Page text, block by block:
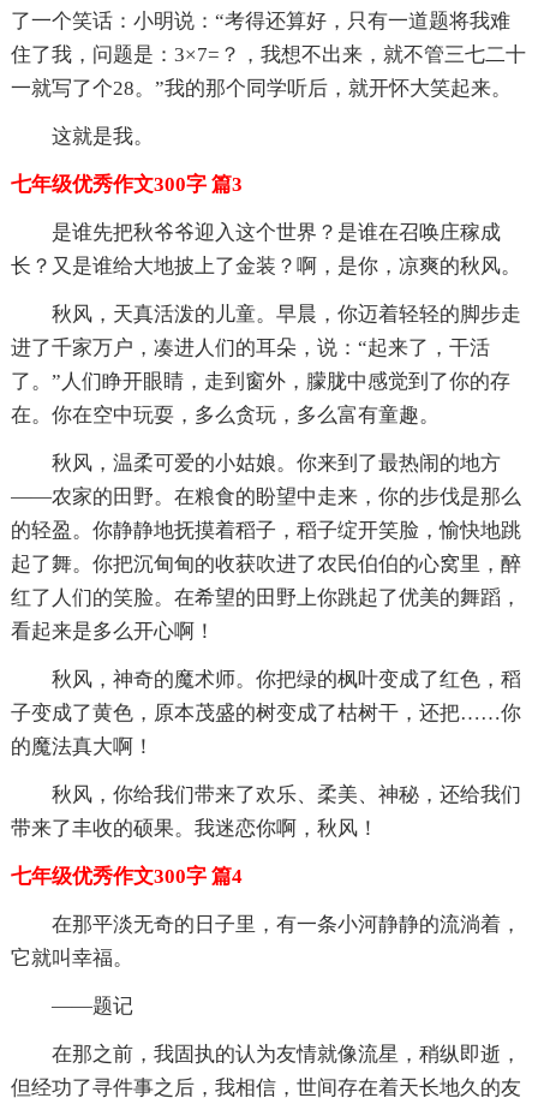
了一个笑话：小明说：“考得还算好，只有一道题将我难
住了我，问题是：3×7=？，我想不出来，就不管三七二十
一就写了个28。”我的那个同学听后，就开怀大笑起来。
这就是我。
七年级优秀作文300字 篇3
是谁先把秋爷爷迎入这个世界？是谁在召唤庄稼成
长？又是谁给大地披上了金装？啊，是你，凉爽的秋风。
秋风，天真活泼的儿童。早晨，你迈着轻轻的脚步走
进了千家万户，凑进人们的耳朵，说：“起来了，干活
了。”人们睁开眼睛，走到窗外，朦胧中感觉到了你的存
在。你在空中玩耍，多么贪玩，多么富有童趣。
秋风，温柔可爱的小姑娘。你来到了最热闹的地方
——农家的田野。在粮食的盼望中走来，你的步伐是那么
的轻盈。你静静地抚摸着稻子，稻子绽开笑脸，愉快地跳
起了舞。你把沉甸甸的收获吹进了农民伯伯的心窝里，醉
红了人们的笑脸。在希望的田野上你跳起了优美的舞蹈，
看起来是多么开心啊！
秋风，神奇的魔术师。你把绿的枫叶变成了红色，稻
子变成了黄色，原本茂盛的树变成了枯树干，还把……你
的魔法真大啊！
秋风，你给我们带来了欢乐、柔美、神秘，还给我们
带来了丰收的硕果。我迷恋你啊，秋风！
七年级优秀作文300字 篇4
在那平淡无奇的日子里，有一条小河静静的流淌着，
它就叫幸福。
——题记
在那之前，我固执的认为友情就像流星，稍纵即逝，
但经功了寻件事之后，我相信，世间存在着天长地久的友